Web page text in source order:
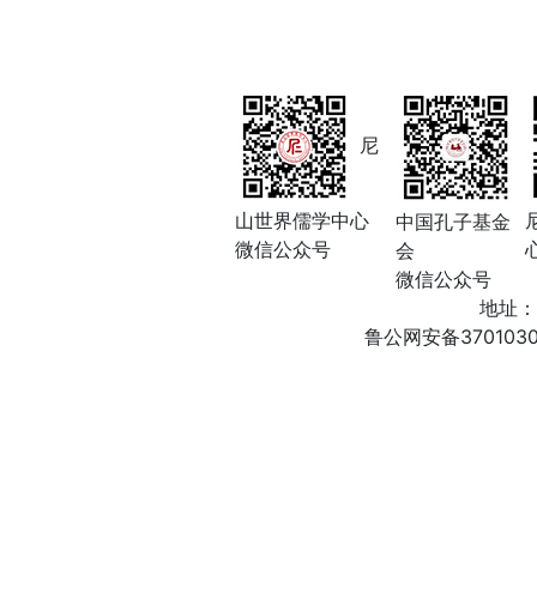
尼
山世界儒学中心
微信公众号
中国孔子基金
会
微信公众号
地址
鲁公网安备